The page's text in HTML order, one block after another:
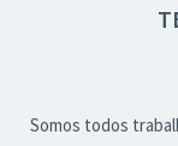
Somos todos